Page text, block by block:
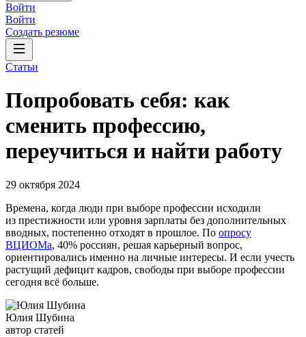
Войти
Войти
Создать резюме
Статьи
Попробовать себя: как
сменить профессию,
переучиться и найти работу
29 октября 2024
Времена, когда люди при выборе профессии исходили
из престижности или уровня зарплаты без дополнительных
вводных, постепенно отходят в прошлое. По опросу
ВЦИОМа, 40% россиян, решая карьерный вопрос,
ориентировались именно на личные интересы. И если учесть
растущий дефицит кадров, свободы при выборе профессии
сегодня всё больше.
Юлия Шубина
автор статей